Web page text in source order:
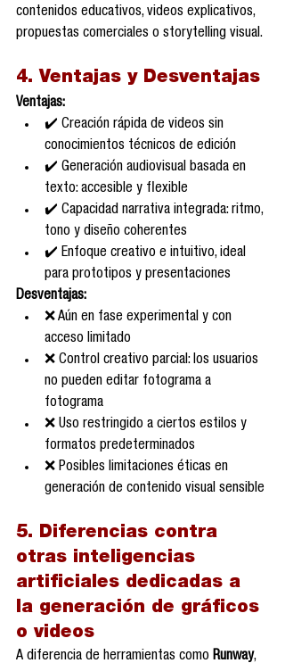
contenidos educativos, videos explicativos,
propuestas comerciales o storytelling visual.
4. Ventajas y Desventajas
Ventajas:
✔️ Creación rápida de videos sin
conocimientos técnicos de edición
✔️ Generación audiovisual basada en
texto: accesible y flexible
✔️ Capacidad narrativa integrada: ritmo,
tono y diseño coherentes
✔️ Enfoque creativo e intuitivo, ideal
para prototipos y presentaciones
Desventajas:
❌ Aún en fase experimental y con
acceso limitado
❌ Control creativo parcial: los usuarios
no pueden editar fotograma a
fotograma
❌ Uso restringido a ciertos estilos y
formatos predeterminados
❌ Posibles limitaciones éticas en
generación de contenido visual sensible
5. Diferencias contra
otras inteligencias
artificiales dedicadas a
la generación de gráficos
o videos
A diferencia de herramientas como Runway,